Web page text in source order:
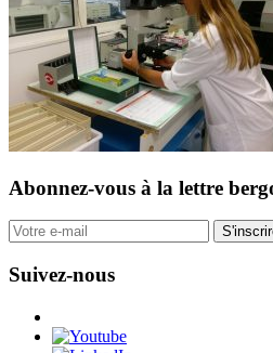
Abonnez-vous à la lettre
Suivez-nous